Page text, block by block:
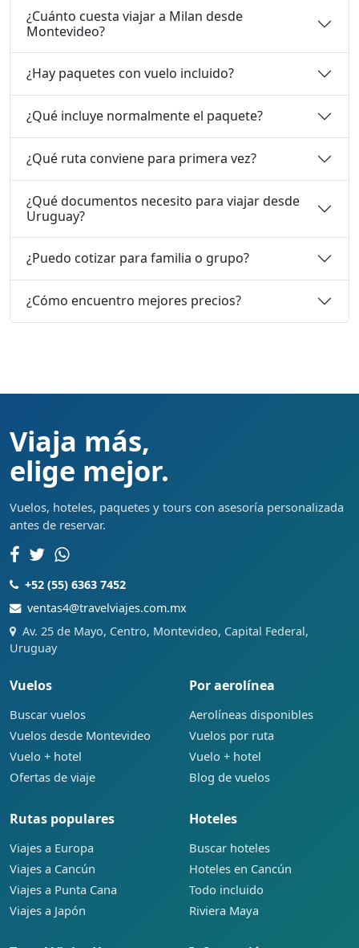
¿Cuánto cuesta viajar a Milan desde
Montevideo?
¿Hay paquetes con vuelo incluido?
¿Qué incluye normalmente el paquete?
¿Qué ruta conviene para primera vez?
¿Qué documentos necesito para viajar desde
Uruguay?
¿Puedo cotizar para familia o grupo?
¿Cómo encuentro mejores precios?
Viaja más,
elige mejor.
Vuelos, hoteles, paquetes y tours con asesoría personalizada
antes de reservar.
+52 (55) 6363 7452
ventas4@travelviajes.com.mx
Av. 25 de Mayo, Centro, Montevideo, Capital Federal,
Uruguay
Vuelos
Buscar vuelos
Vuelos desde Montevideo
Vuelo + hotel
Ofertas de viaje
Por aerolínea
Aerolíneas disponibles
Vuelos por ruta
Vuelo + hotel
Blog de vuelos
Rutas populares
Viajes a Europa
Viajes a Cancún
Viajes a Punta Cana
Viajes a Japón
Hoteles
Buscar hoteles
Hoteles en Cancún
Todo incluido
Riviera Maya